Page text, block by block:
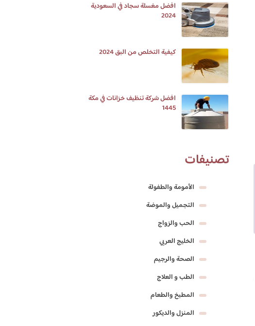
افضل مغسلة سجاد في السعودية
2024
كيفية التخلص من البق 2024
افضل شركة تنظيف خزانات في مكة
1445
تصنيفات
الأمومة والطفولة
التجميل والموضة
الحب والزواج
الخليج العربي
الصحة والرجيم
الطب و العلاج
المطبخ والطعام
المنزل والديكور